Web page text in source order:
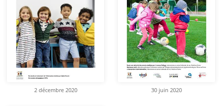
2 décembre 2020 30 juin 2020